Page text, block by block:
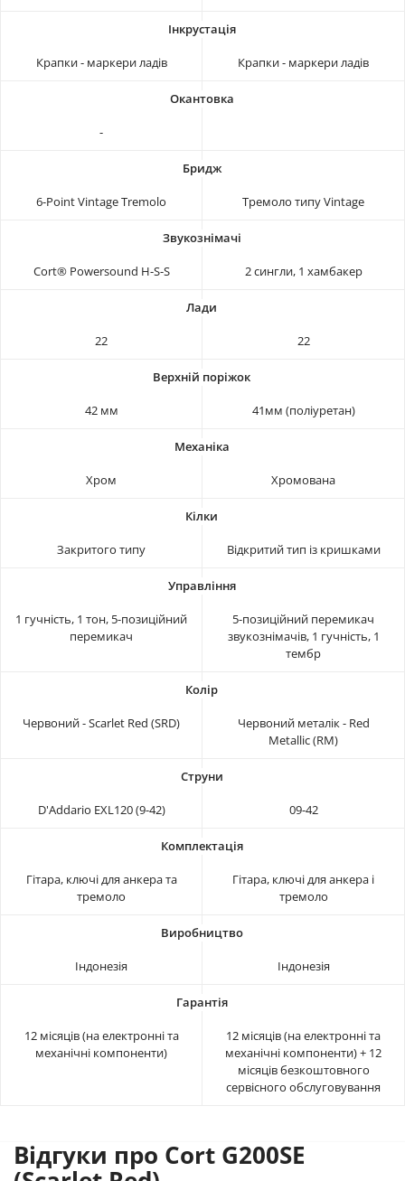
Крапки - маркери ладів Крапки - маркери ладів
-
6-Point Vintage Tremolo Тремоло типу Vintage
Cort® Powersound H-S-S 2 сингли, 1 хамбакер
22 22
42 мм 41мм (поліуретан)
Хром Хромована
Закритого типу Відкритий тип із кришками
1 гучність, 1 тон, 5-позиційний
перемикач
5-позиційний перемикач
звукознімачів, 1 гучність, 1
тембр
Червоний - Scarlet Red (SRD)
Червоний металік - Red
Metallic (RM)
D'Addario EXL120 (9-42) 09-42
Гітара, ключі для анкера та
тремоло
Гітара, ключі для анкера і
тремоло
Індонезія Індонезія
12 місяців (на електронні та
механічні компоненти)
12 місяців (на електронні та
механічні компоненти) + 12
місяців безкоштовного
сервісного обслуговування
Відгуки про Cort G200SE